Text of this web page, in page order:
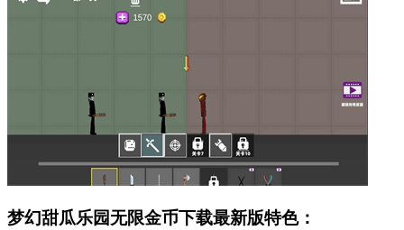
梦幻甜瓜乐园无限金币下载最新版特色：